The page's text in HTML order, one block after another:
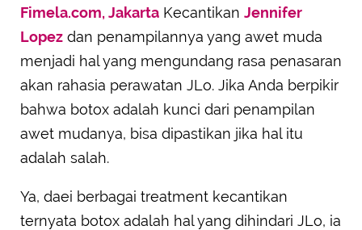
Fimela.com, Jakarta Kecantikan Jennifer
Lopez dan penampilannya yang awet muda
menjadi hal yang mengundang rasa penasaran
akan rahasia perawatan JLo. Jika Anda berpikir
bahwa botox adalah kunci dari penampilan
awet mudanya, bisa dipastikan jika hal itu
adalah salah.
Ya, daei berbagai treatment kecantikan
ternyata botox adalah hal yang dihindari JLo, ia